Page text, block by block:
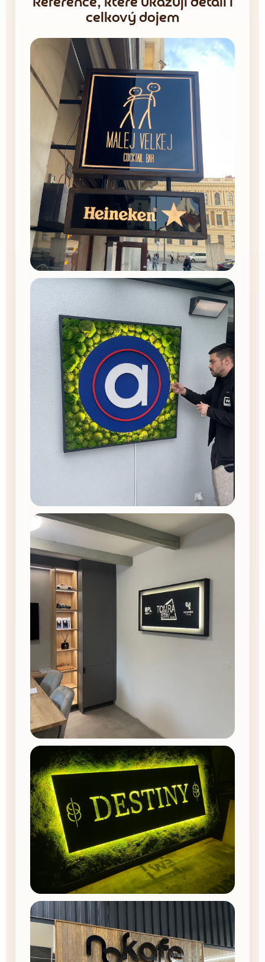
Reference, které ukazují detail i
celkový dojem